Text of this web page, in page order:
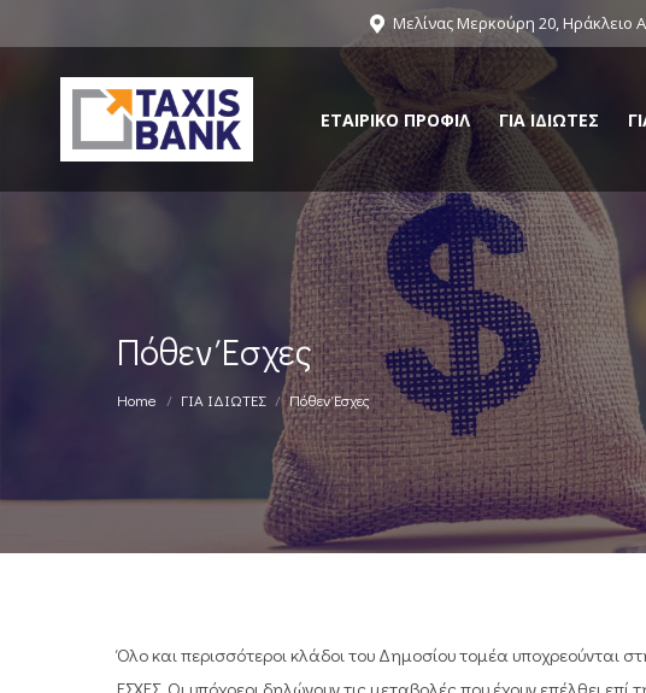
Μελίνας Μερκούρη 20, Ηράκλειο
ΕΤΑΙΡΙΚΟ ΠΡΟΦΙΛ ΓΙΑ ΙΔΙΩΤΕΣ
Πόθεν Έσχες
You are here:
Home ΓΙΑ ΙΔΙΩΤΕΣ Πόθεν Έσχες
Όλο και περισσότεροι κλάδοι του Δημοσίου τομέα υποχρεούνται
EΣΧΕΣ. Οι υπόχρεοι δηλώνουν τις μεταβολές που έχουν επέλθει επί